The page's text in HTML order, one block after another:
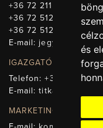
és
+36 72 211-965
+36 72 512-669
+36 72 512-675
E-mail: jegy@pnsz.hu
IGAZGATÓSÁG,
Telefon:+36 72 512-
E-mail:
MARKETING, SAJTÓ,